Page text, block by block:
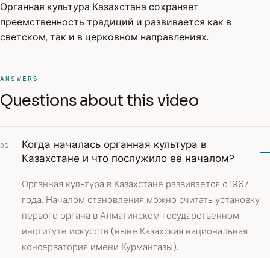
Органная культура Казахстана сохраняет
преемственность традиций и развивается как в
светском, так и в церковном направлениях.
ANSWERS
Questions about this video
01
Когда началась органная культура в
Казахстане и что послужило её началом?
Органная культура в Казахстане развивается с 1967
года. Началом становления можно считать установку
первого органа в Алматинском государственном
институте искусств (ныне Казахская национальная
консерватория имени Курмангазы).